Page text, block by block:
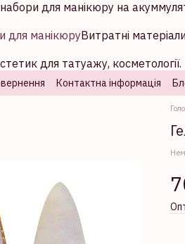
для манікюру на
для манікюруВитратні
для татуажу, косметології.
Контактна інформація